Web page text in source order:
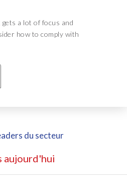
a lot of focus and
how to comply with
du secteur
aujourd'hui